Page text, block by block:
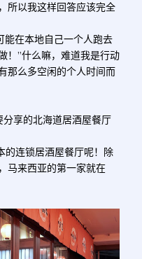
所以我这样回答应该完全
能在本地自己一个人跑去
！”什么嘛，难道我是行动
那么多空闲的个人时间而
享的北海道居酒屋餐厅
连锁居酒屋餐厅呢！除
马来西亚的第一家就在